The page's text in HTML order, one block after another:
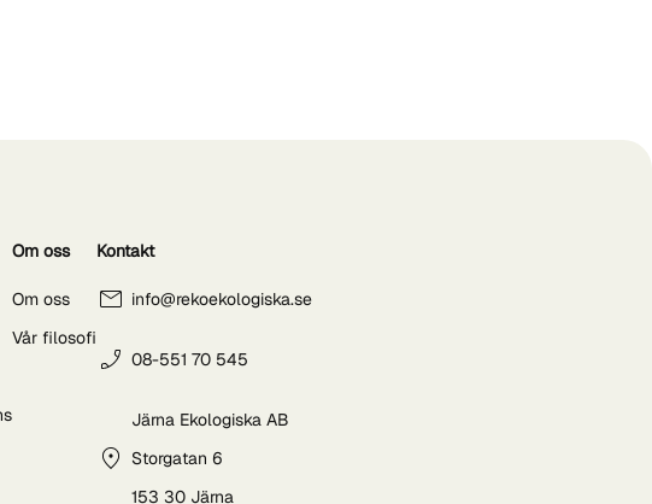
Om oss
Om oss
Vår filosofi
Kontakt
info@rekoekologiska.se
08-551 70 545
Järna Ekologiska AB
Storgatan 6
153 30 Järna